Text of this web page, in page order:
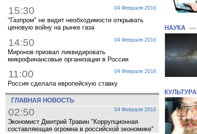
04 Февраля 2016
15:30
"Газпром" не видит необходимости открывать
ценовую войну на рынке газа
04 Февраля 2016
14:50
Миронов призвал ликвидировать
микрофинансовые организации в России
04 Февраля 2016
11:00
Россия сделала европейскую ставку
ГЛАВНАЯ НОВОСТЬ
04 Февраля 2016
02:50
Экономист Дмитрий Травин "Коррупционная
составляющая огромна в российской экономике"
НАУКА —
КУЛЬТУРА